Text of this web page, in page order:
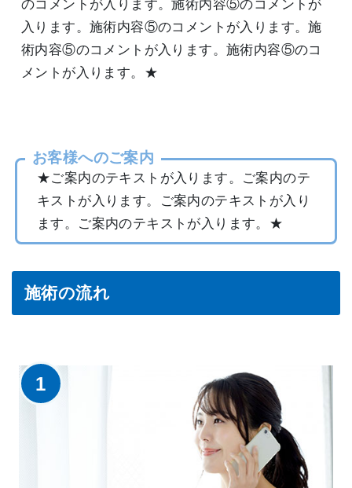
のコメントが入ります。施術内容⑤のコメントが
入ります。施術内容⑤のコメントが入ります。施
術内容⑤のコメントが入ります。施術内容⑤のコ
メントが入ります。★
お客様へのご案内
★ご案内のテキストが入ります。ご案内のテ
キストが入ります。ご案内のテキストが入り
ます。ご案内のテキストが入ります。★
施術の流れ
1